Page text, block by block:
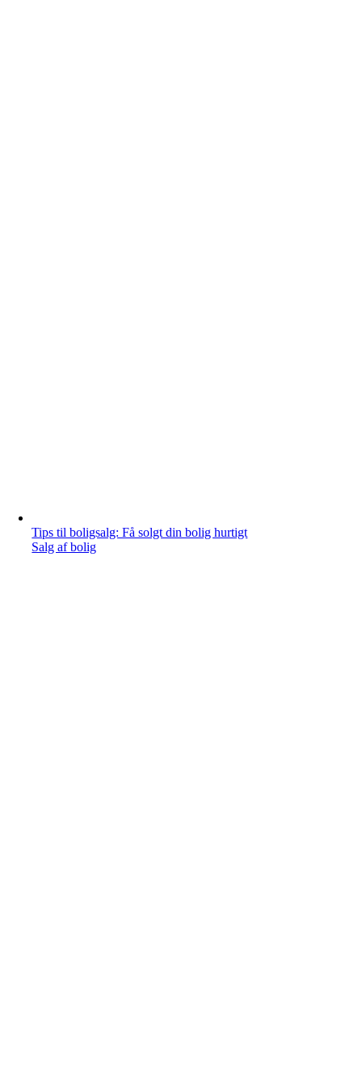
Tips til boligsalg: Få solgt din bolig hurtigt
Salg af bolig